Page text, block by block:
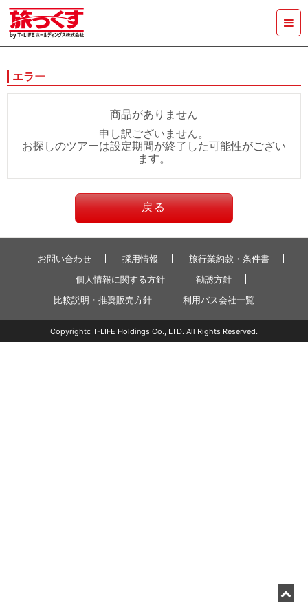
エラー
商品がありません
申し訳ございません。
お探しのツアーは設定期間が終了した可能性がござい
ます。
戻る
お問い合わせ 採用情報
旅行業約款・条件書
個人情報に関する方針
勧誘方針
比較説明・推奨販売方針
利用バス会社一覧
Copyrightc T-LIFE Holdings Co., LTD. All Rights Reserved.